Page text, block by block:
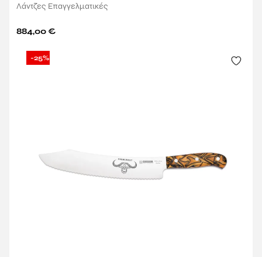
Λάντζες Επαγγελματικές
884,00€
-25%